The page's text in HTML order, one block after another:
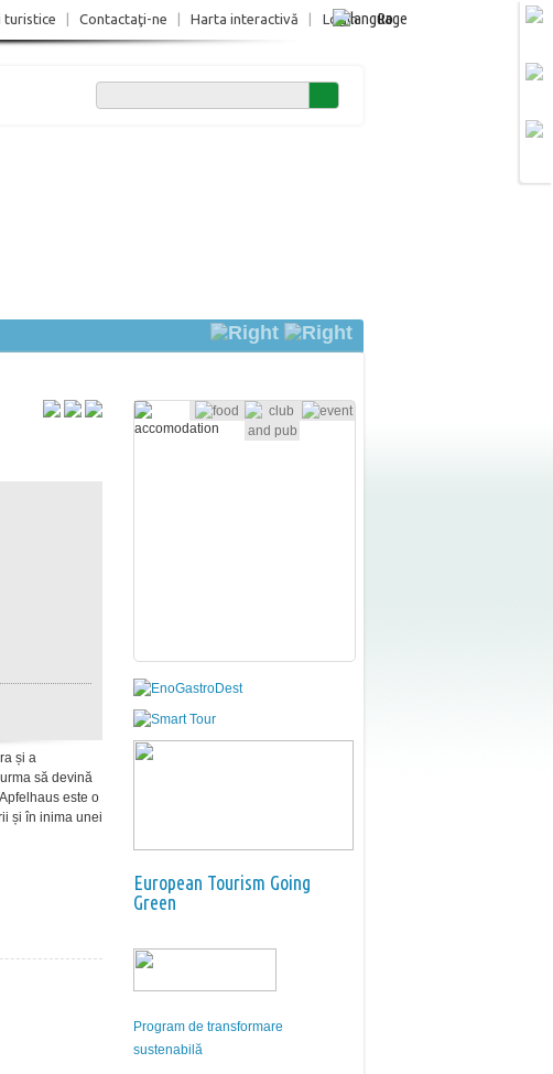
Login Ro
turistice Contactaţi-ne Harta interactivă
și a
să devină
este o
și în inima unei
European Tourism Going
Green
Program de transformare
sustenabilă